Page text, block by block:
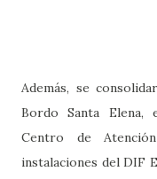
Además, se
Bordo Santa Elena,
Centro de
instalaciones del DIF